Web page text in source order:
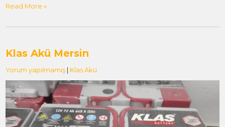
Read More »
Klas Akü Mersin
Yorum yapılmamış | Klas Akü